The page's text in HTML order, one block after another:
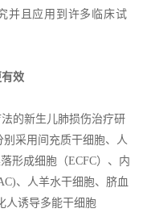
并且应用到许多临床试
效
的新生儿肺损伤治疗研
采用间充质干细胞、人
形成细胞（ECFC）、内
、人羊水干细胞、脐血
人诱导多能干细胞